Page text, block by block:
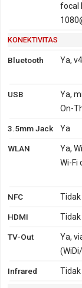
focal
KONEKTIVITAS
Bluetooth Ya,
USB
Ya,
On-
3.5mm Jack Ya
WLAN
Ya,
Wi-Fi
NFC Tidak
HDMI Tidak
TV-Out
Ya,
Infrared Tidak